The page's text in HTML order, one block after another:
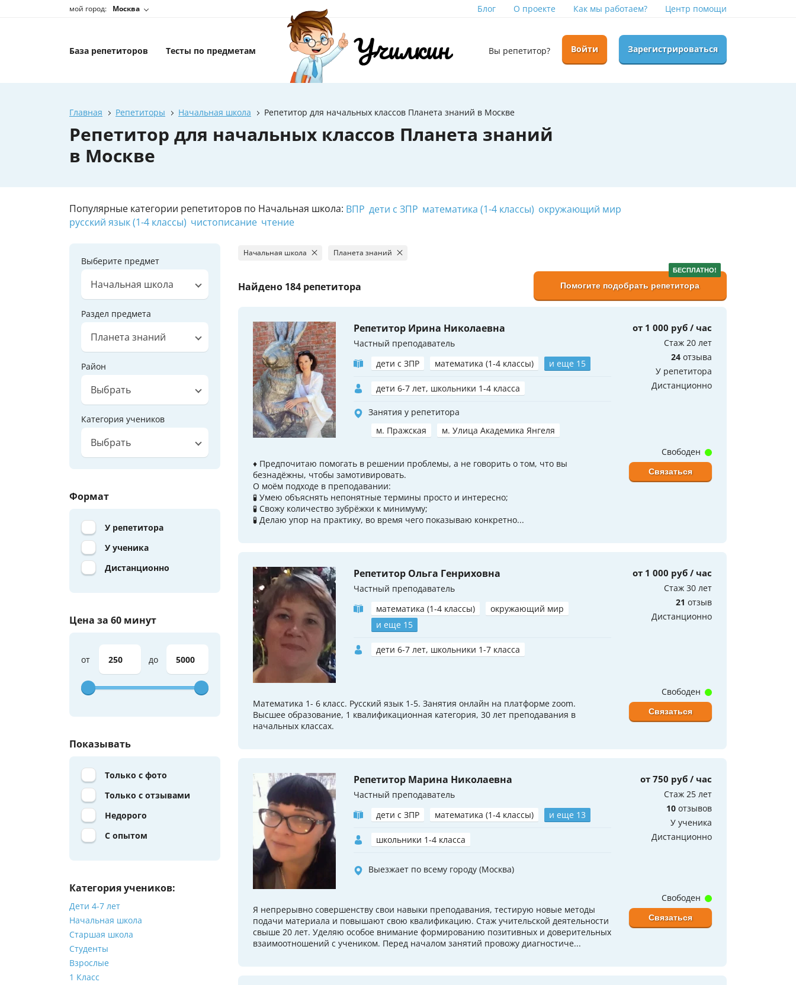
мой город: Москва Блог О проекте Как мы работаем? Центр помощи
База репетиторов Тесты по предметам Вы репетитор? Войти Зарегистрироваться
Главная Репетиторы Начальная школа Репетитор для начальных классов Планета знаний в Москве
Репетитор для начальных классов Планета знаний
в Москве
Популярные категории репетиторов по Начальная школа: ВПР дети с ЗПР математика (1-4 классы) окружающий мир
русский язык (1-4 классы) чистописание чтение
Выберите предмет
Начальная школа
Раздел предмета
Планета знаний
Район
Выбрать
Категория учеников
Выбрать
Формат
У репетитора
У ученика
Дистанционно
Цена за 60 минут
от до
Показывать
Только с фото
Только с отзывами
Недорого
С опытом
Категория учеников:
Дети 4-7 лет
Начальная школа
Старшая школа
Студенты
Взрослые
1 Класс
Начальная школа Планета знаний
Найдено 184 репетитора
БЕСПЛАТНО!
Помогите подобрать репетитора
Репетитор Ирина Николаевна
Частный преподаватель
дети с ЗПР
математика (1-4 классы) и еще 15
дети 6-7 лет, школьники 1-4 класса
Занятия у репетитора
м. Пражская
м. Улица Академика Янгеля
от 1 000 руб / час
Стаж 20 лет
24 отзыва
У репетитора
Дистанционно
♦️ Предпочитаю помогать в решении проблемы, а не говорить о том, что вы
безнадёжны, чтобы замотивировать.
О моём подходе в преподавании:
🧪 Умею объяснять непонятные термины просто и интересно;
🧪 Свожу количество зубрёжки к минимуму;
🧪 Делаю упор на практику, во время чего показываю конкретно...
Свободен
Связаться
Репетитор Ольга Генриховна
Частный преподаватель
математика (1-4 классы)
окружающий мир
и еще 15
дети 6-7 лет, школьники 1-7 класса
от 1 000 руб / час
Стаж 30 лет
21 отзыв
Дистанционно
Математика 1- 6 класс. Русский язык 1-5. Занятия онлайн на платформе zoom.
Высшее образование, 1 квалификационная категория, 30 лет преподавания в
начальных классах.
Свободен
Связаться
Репетитор Марина Николаевна
Частный преподаватель
дети с ЗПР
математика (1-4 классы) и еще 13
школьники 1-4 класса
Выезжает по всему городу (Москва)
от 750 руб / час
Стаж 25 лет
10 отзывов
У ученика
Дистанционно
Я непрерывно совершенству свои навыки преподавания, тестирую новые методы
подачи материала и повышают свою квалификацию. Стаж учительской деятельности
свыше 20 лет. Уделяю особое внимание формированию позитивных и доверительных
взаимоотношений с учеником. Перед началом занятий провожу диагностиче...
Свободен
Связаться